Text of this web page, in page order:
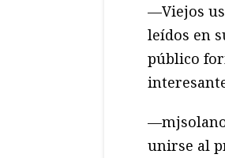
—Viejos
leídos en
público
unirse al